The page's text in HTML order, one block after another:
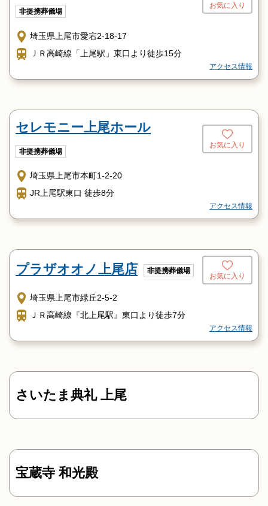
非提携葬儀場
お気に入り
埼玉県上尾市愛宕2-18-17
ＪＲ高崎線「上尾駅」東口より徒歩15分
アクセス情報
セレモニー上尾ホール
非提携葬儀場
お気に入り
埼玉県上尾市本町1-2-20
JR上尾駅東口 徒歩8分
アクセス情報
プラザオオノ上尾店 非提携葬儀場
お気に入り
埼玉県上尾市緑丘2-5-2
ＪＲ高崎線『北上尾駅』東口より徒歩7分
アクセス情報
さいたま典礼 上尾
宝蔵寺 和光殿